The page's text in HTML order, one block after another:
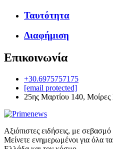
Ταυτότητα
Διαφήμιση
Επικοινωνία
+30.6975757175
[email protected]
25ης Μαρτίου 140,
Αξιόπιστες ειδήσεις, με
Μείνετε ενημερωμένοι για όλα